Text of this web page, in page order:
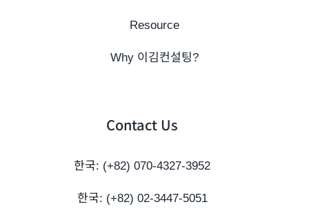
Resource
Why 이김컨설팅?
Contact Us
한국: (+82) 070-4327-3952
한국: (+82) 02-3447-5051